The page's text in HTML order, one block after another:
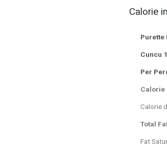
Calorie
Purette
Cuncu
Per
Calorie
Calorie
Total
Fat